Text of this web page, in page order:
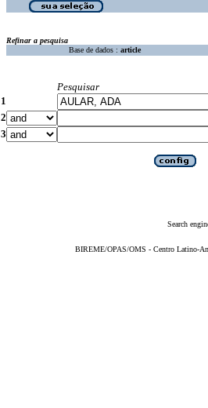
Refinar a pesquisa
Base de dados : article
Pesquisar
1
2
3
Search
BIREME/OPAS/OMS - Centro Latino-